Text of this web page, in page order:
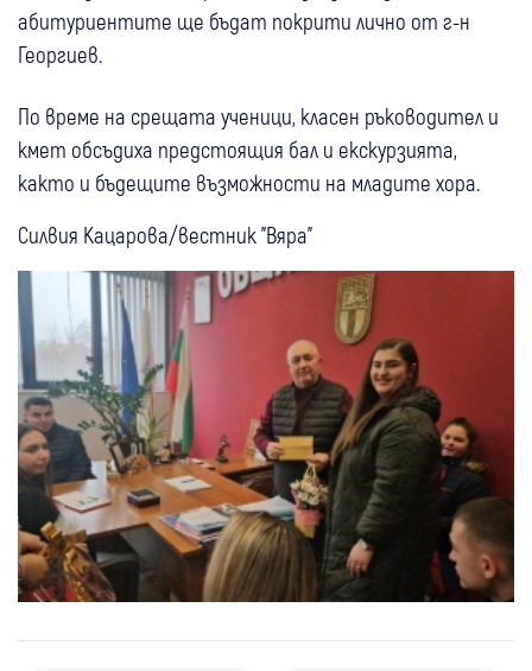
абитуриентите ще бъдат покрити лично от г-н
Георгиев.
По време на срещата ученици, класен ръководител и
кмет обсъдиха предстоящия бал и екскурзията,
както и бъдещите възможности на младите хора.
Силвия Кацарова/вестник "Вяра"